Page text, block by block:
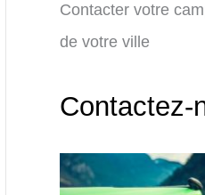
Contacter votre
de votre ville
Contactez-